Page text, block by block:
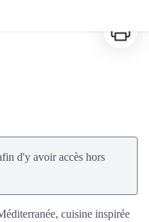
d'y avoir accès hors
cuisine inspirée